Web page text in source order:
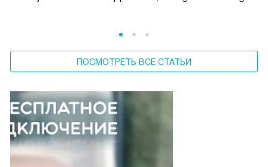
ПОСМОТРЕТЬ ВСЕ СТАТЬИ